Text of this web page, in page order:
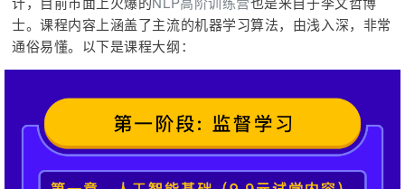
士。课程内容上涵盖了主流的机器学习算法，由浅入深，非常
通俗易懂。以下是课程大纲：